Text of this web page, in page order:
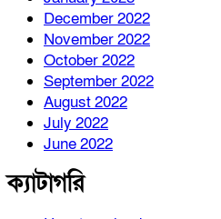
December 2022
November 2022
October 2022
September 2022
August 2022
July 2022
June 2022
ক্যাটাগরি